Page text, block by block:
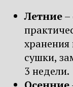
Летние–
сушки,
3 недели.